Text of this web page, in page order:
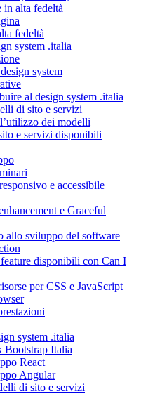
in alta fedeltà
fedeltà
system .italia
system
al design system .italia
di sito e servizi
dei modelli
e servizi disponibili
e accessibile
e Graceful
allo sviluppo del software
disponibili con Can I
per CSS e JavaScript
system .italia
Bootstrap Italia
React
Angular
di sito e servizi